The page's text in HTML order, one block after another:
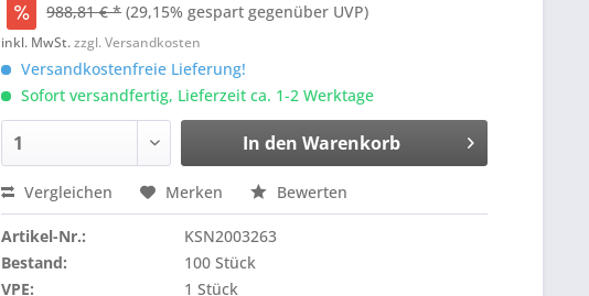
988,81 € * (29,15% gespart gegenüber UVP)
inkl. MwSt.zzgl. Versandkosten
Versandkostenfreie Lieferung!
Sofort versandfertig, Lieferzeit ca. 1-2 Werktage
In den Warenkorb
Vergleichen Merken Bewerten
Artikel-Nr.:
KSN2003263
Bestand:
100 Stück
VPE:
1 Stück